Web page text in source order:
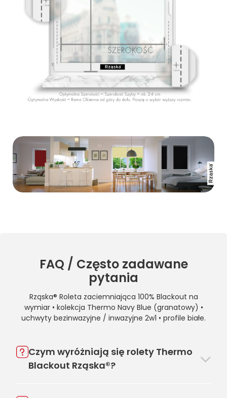
FAQ / Często zadawane
pytania
Rząska® Roleta zaciemniająca 100% Blackout na
wymiar • kolekcja Thermo Navy Blue (granatowy) •
uchwyty bezinwazyjne / inwazyjne 2w1 • profile białe.
Czym wyróżniają się rolety Thermo
Blackout Rząska®?